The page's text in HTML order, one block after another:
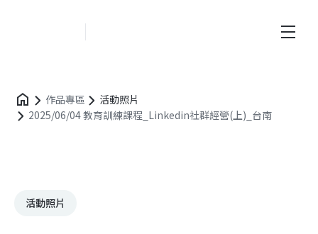
作品專區
活動照片
2025/06/04 教育訓練課程_Linkedin社群經營(上)_台南
活動照片